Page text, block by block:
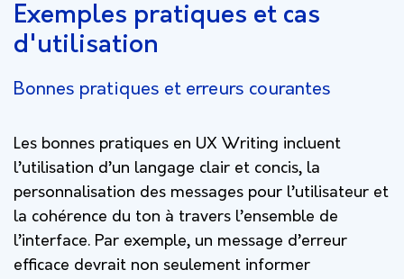
Exemples pratiques et cas
d'utilisation
Bonnes pratiques et erreurs courantes
Les bonnes pratiques en UX Writing incluent
l’utilisation d’un langage clair et concis, la
personnalisation des messages pour l’utilisateur et
la cohérence du ton à travers l’ensemble de
l’interface. Par exemple, un message d’erreur
efficace devrait non seulement informer